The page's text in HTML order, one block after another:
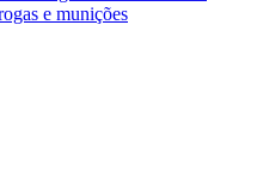
e munições